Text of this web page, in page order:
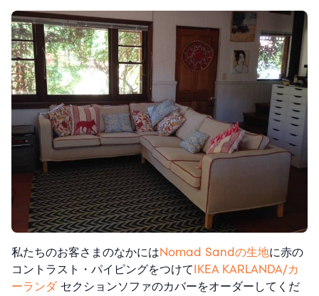
私たちのお客さまのなかにはNomad Sandの生地に赤の
コントラスト・パイピングをつけて IKEA KARLANDA/カ
ーランダセクションソファのカバーをオーダーしてくだ